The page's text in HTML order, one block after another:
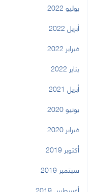
يوليو 2022
أبريل 2022
فبراير 2022
يناير 2022
أبريل 2021
يونيو 2020
فبراير 2020
أكتوبر 2019
سبتمبر 2019